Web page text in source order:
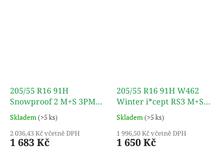
205/55 R16 91H
Snowproof 2 M+S 3PMSF
TL NOKIAN TYRES
Skladem(>5 ks)
2 036,43 Kč včetně DPH
1 683 Kč
205/55 R16 91H W462
Winter i*cept RS3 M+S
3PMSF TL HANKOOK
Skladem(>5 ks)
1 996,50 Kč včetně DPH
1 650 Kč